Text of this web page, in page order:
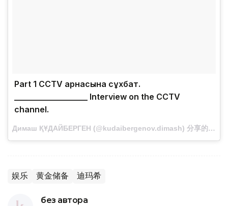
Part 1 CCTV арнасына сұхбат.
__________________ Interview on the CCTV
channel.
Димаш ҚҰДАЙБЕРГЕН (@kudaibergenov.dimash) 分享的帖子 · 2017-12-15，2:35 PST
娱乐 黄金储备 迪玛希
без автора